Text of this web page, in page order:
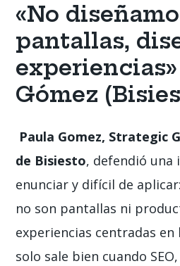
«No
pantallas,
Gómez
Paula Gomez, Strategic
de Bisiesto, defendió una
enunciar y difícil de
no son pantallas ni
experiencias centradas en
solo sale bien cuando